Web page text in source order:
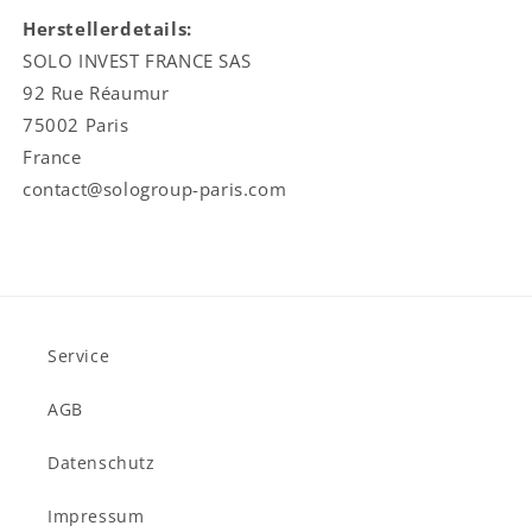
Herstellerdetails:
SOLO INVEST FRANCE SAS
92 Rue Réaumur
75002 Paris
France
contact@sologroup-paris.com
Service
AGB
Datenschutz
Impressum